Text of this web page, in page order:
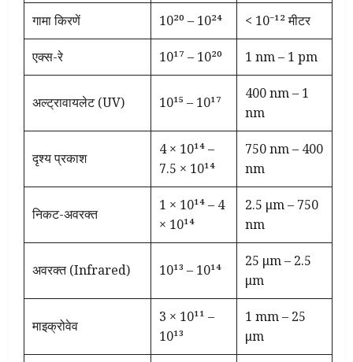
गामा किरणें 10²⁰ – 10²⁴ < 10⁻¹² मीटर
एक्स-रे 10¹⁷ – 10²⁰ 1 nm – 1 pm
अल्ट्रावायलेट (UV) 10¹⁵ – 10¹⁷
400 nm – 1
nm
दृश्य प्रकाश
4 × 10¹⁴ –
7.5 × 10¹⁴
750 nm – 400
nm
निकट-अवरक्त
1 × 10¹⁴ – 4
× 10¹⁴
2.5 μm – 750
nm
अवरक्त (Infrared) 10¹³ – 10¹⁴
25 μm – 2.5
μm
माइक्रोवेव
3 × 10¹¹ –
10¹³
1 mm – 25
μm